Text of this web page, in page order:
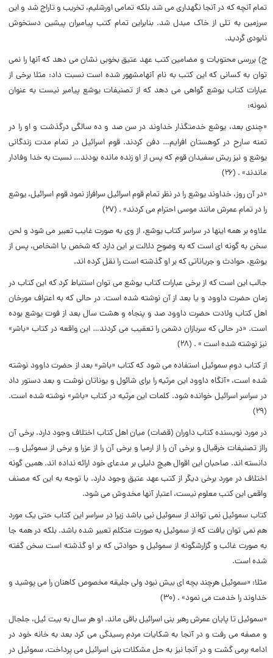
تمام آنچه که در آنجا نگهدارى مى شد بلکه تمامى اورشلیم، تخریب و تاراج شد و این
سرزمین به تلى از خاک مبدل شد. بنابراین تمام کتب پیامبران پیشین دستخوش
نابودى گردید.
ج) بررسى محتویات و مضامین کتب عهد عتیق بخوبى نشان مى دهد که آنها را نمى
توان به کسانى که این کتب به نام آنهامشهور شده است نسبت داد: مثلا برخى از
عبارات کتاب یوشع گواهى مى دهد که از تصنیفات یوشع پیامبر نیست به عنوان
نمونه:
«چندى بعد، یوشع خدمتگذار خداوند در سن صد و ده سالگى درگذشت و او را در
تمنه سارح در کوهستان افرایم… دفن کردند. قوم اسرائیل در تمام مدت زندگانى
یوشع و نیز ریش سفیدان قوم که پس از او زنده مانده بودند… نسبت به خدا وفادار
ماندند» . (۲۶)
«در آن روز، خداوند یوشع را در نظر تمام قوم اسرائیل سرافراز نمود قوم اسرائیل، یوشع
را در تمام عمرش مانند موسى احترام مى کردند» . (۲۷)
علاوه بر همه اینها در سراسر کتاب یوشع، از وى به صورت غایب تعبیر مى شود و لحن
سخن به گونه اى است که به وضوح دلالت بر این دارد که شخص یا اشخاص، پس از
یوشع، حوادث و جریاناتى که بر او گذشته است را نقل کرده اند.
جالب این است که از برخى عبارات کتاب یوشع مى توان استنباط کرد که این کتاب در
زمان حضرت داوود و یا بعد از آن نوشته شده است. در حالى که به اعتراف مورخان
اهل کتاب ولادت حضرت داوود صد و پنجاه و هشت سال بعد از فوت یوشع بوده
است. «در حالى که سربازان دشمن را تعقیب مى کردند… این واقعه در کتاب «باشر»
نیز نوشته شده است » . (۲۸)
از کتاب دوم سموئیل استفاده مى شود که کتاب «باشر» بعد از حضرت داوود نوشته
شده است، «آنگاه داوود این مرثیه را براى شائول و یوناتان نوشت و بعد دستور داد
در سراسر اسرائیل خوانده شود. کلمات این مرثیه در کتاب «باشر» نوشته شده است.
(۲۹)
در مورد نویسنده کتاب داوران (قضات) میان اهل کتاب اختلاف وجود دارد. برخى آن
رااز تصنیفات خرقیال و برخى آن را از ارمیا و برخى آن را از عزرا و برخى از سموئیل و…
دانسته اند. صاحبان این اقوال هیچ دلیلى بر مدعاى خود ارائه نداده اند. همین گونه
اختلاف در مورد برخى دیگر از کتب عهد عتیق وجود دارد. با توجه به این که مصنف
واقعى این کتب معلوم نیست، اعتبار آنها مخدوش مى شود.
کتاب سموئیل نمى تواند از سموئیل نبى باشد زیرا در سراسر این کتاب حتى یک مورد
هم نمى توان یافت که از سموئیل به صورت متکلم تعبیر شده باشد. بلکه در همه جا
به صورت غائب و گزارشگونه از سموئیل و حوادثى که بر او گذشته است سخن گفته
شده است.
مثلا: «سموئیل هرچند بچه اى بیش نبود ولى جلیقه مخصوص کاهنان را مى پوشید و
خداوند را خدمت مى نمود» . (۳۰)
«سموئیل تا پایان عمرش رهبر بنى اسرائیل باقى ماند. او هر سال به بیت ئیل، جلجال
و مصفه مى رفت و در آنجا به شکایات مردم رسیدگى مى کرد بعد به خانه خود در
ادامه برمى گشت و در آنجا نیز به حل مشکلات بنى اسرائیل مى پرداخت، سموئیل در